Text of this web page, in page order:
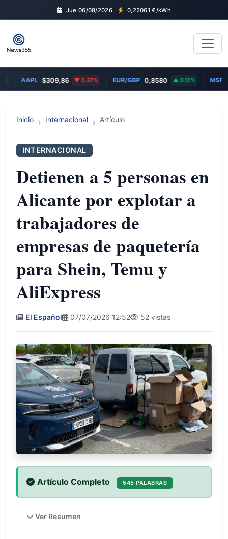
Jue 06/08/2026 0,22061 €/kWh
AAPL $309,86 0.37% EUR/GBP 0,8580 0.12% MSFT
Inicio Internacional Artículo
INTERNACIONAL
Detienen a 5 personas en
Alicante por explotar a
trabajadores de
empresas de paquetería
para Shein, Temu y
AliExpress
El Español 07/07/2026 12:52 52 vistas
Artículo Completo 545 PALABRAS
Ver Resumen